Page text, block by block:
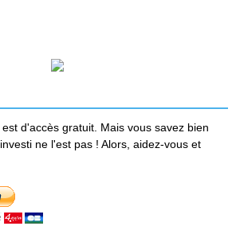
d'accès gratuit. Mais vous savez bien
ne l'est pas ! Alors, aidez-vous et